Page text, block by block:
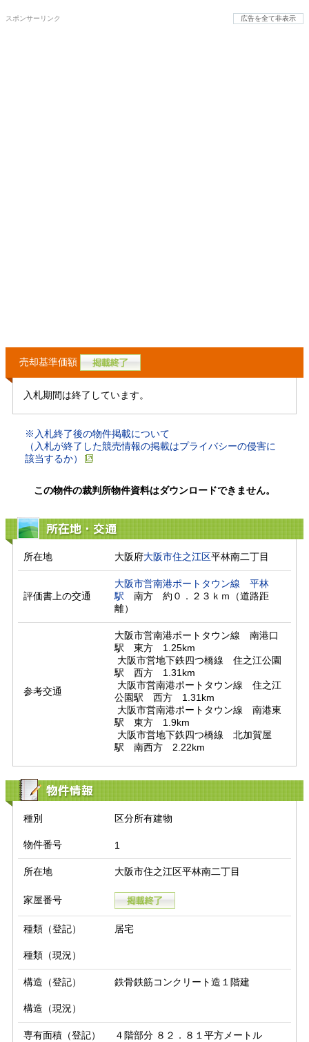
スポンサーリンク 広告を全て非表示
売却基準価額
入札期間は終了しています。
※入札終了後の物件掲載について
（入札が終了した競売情報の掲載はプライバシーの侵害に
該当するか）
この物件の裁判所物件資料はダウンロードできません。
所在地・交通
所在地 大阪府大阪市住之江区平林南二丁目
評価書上の交通
大阪市営南港ポートタウン線
平林
駅 南方　約０．２３ｋｍ（道路距
離）
参考交通
大阪市営南港ポートタウン線　南港口
駅　東方　1.25km
駅　西方　1.31km
公園駅　西方　1.31km
駅　東方　1.9km
駅　南西方　2.22km
物件情報
種別 区分所有建物
物件番号 1
所在地 大阪市住之江区平林南二丁目
家屋番号
種類（登記） 居宅
種類（現況）
構造（登記） 鉄骨鉄筋コンクリート造１階建
構造（現況）
専有面積（登記） ４階部分 ８２．８１平方メートル